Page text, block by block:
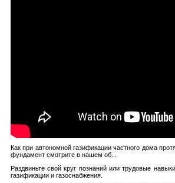
Как при автономной газификации частного дома
фундамент смотрите в нашем об...
Раздвиньте свой круг познаний или трудовые
газификации и газоснабжения.